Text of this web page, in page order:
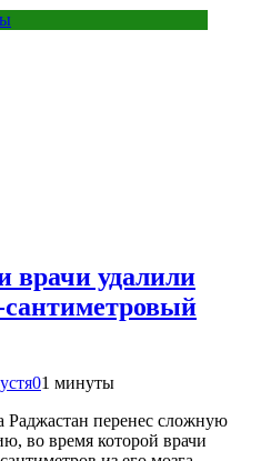
удалили
сантиметровый
01 минуты
Раджастан перенес сложную
во время которой врачи